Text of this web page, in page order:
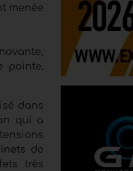
menée
pointe.
dans
qui a
de
très